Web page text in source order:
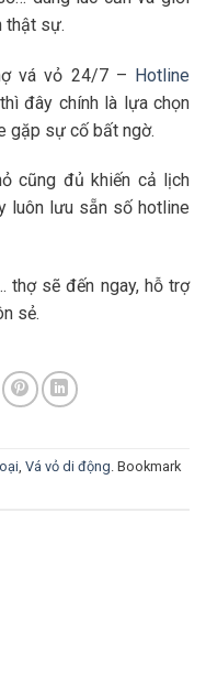
thật sự.
vá vỏ 24/7 – Hotline
đây chính là lựa chọn
gặp sự cố bất ngờ.
cũng đủ khiến cả lịch
luôn lưu sẵn số hotline
thợ sẽ đến ngay, hỗ trợ
sẻ.
, Vá vỏ di động. Bookmark